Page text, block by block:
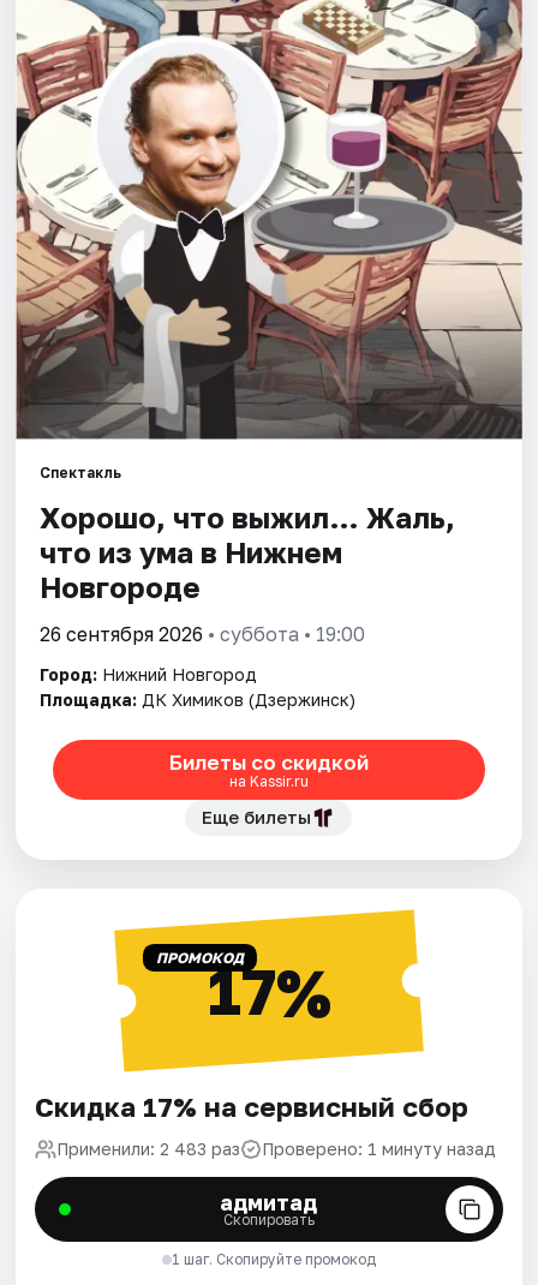
Города
Площадки
Артисты
Рейтинги
Спектакль
Хорошо, что выжил… Жаль,
что из ума в Нижнем
Новгороде
26 сентября 2026 • суббота • 19:00
Город: Нижний Новгород
Площадка: ДК Химиков (Дзержинск)
Билеты со скидкой
на Kassir.ru
Еще билеты
ПРОМОКОД17%
Скидка 17% на сервисный сбор
Применили: 2 483 раз Проверено: 1 минуту назад
адмитад
Скопировать
1 шаг. Скопируйте промокод